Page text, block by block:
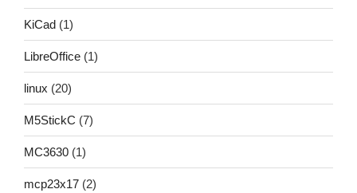
KiCad (1)
LibreOffice (1)
linux (20)
M5StickC (7)
MC3630 (1)
mcp23x17 (2)